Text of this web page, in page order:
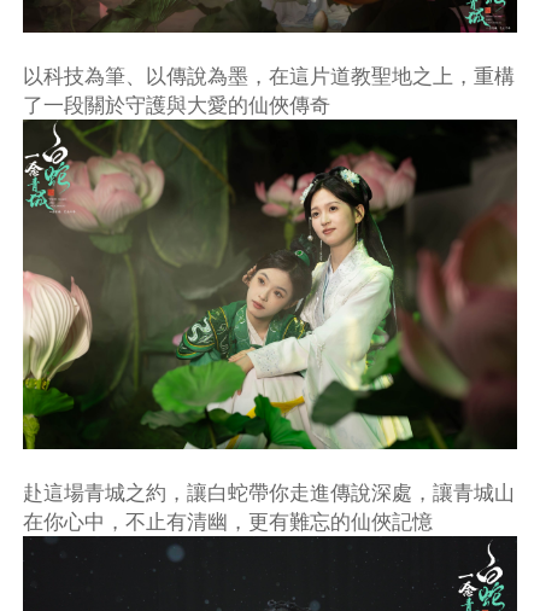
以科技為筆、以傳說為墨，在這片道教聖地之上，重構
了一段關於守護與大愛的仙俠傳奇
赴這場青城之約，讓白蛇帶你走進傳說深處，讓青城山
在你心中，不止有清幽，更有難忘的仙俠記憶